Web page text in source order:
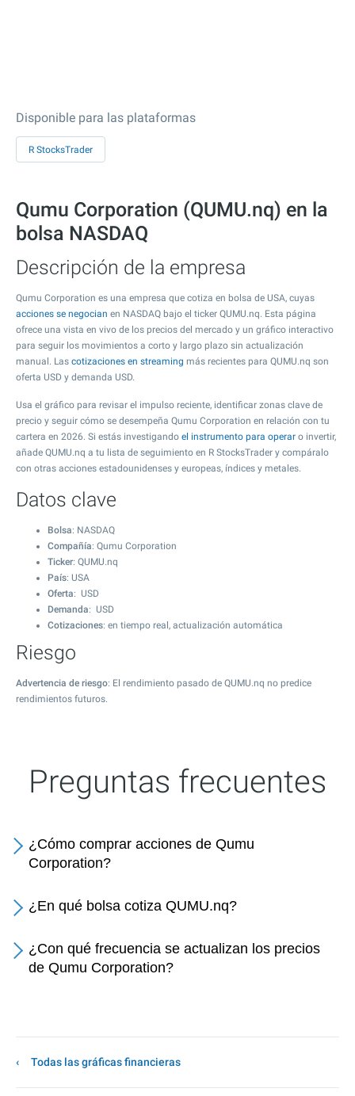
Disponible para las plataformas
R StocksTrader
Qumu Corporation (QUMU.nq) en la
bolsa NASDAQ
Descripción de la empresa
Qumu Corporation es una empresa que cotiza en bolsa de USA, cuyas
acciones se negocian en NASDAQ bajo el ticker QUMU.nq. Esta página
ofrece una vista en vivo de los precios del mercado y un gráfico interactivo
para seguir los movimientos a corto y largo plazo sin actualización
manual. Las cotizaciones en streaming más recientes para QUMU.nq son
oferta USD y demanda USD.
Usa el gráfico para revisar el impulso reciente, identificar zonas clave de
precio y seguir cómo se desempeña Qumu Corporation en relación con tu
cartera en 2026. Si estás investigando el instrumento para operar o invertir,
añade QUMU.nq a tu lista de seguimiento en R StocksTrader y compáralo
con otras acciones estadounidenses y europeas, índices y metales.
Datos clave
Bolsa: NASDAQ
Compañía: Qumu Corporation
Ticker: QUMU.nq
País: USA
Oferta: USD
Demanda: USD
Cotizaciones: en tiempo real, actualización automática
Riesgo
Advertencia de riesgo: El rendimiento pasado de QUMU.nq no predice
rendimientos futuros.
Preguntas frecuentes
¿Cómo comprar acciones de Qumu
Corporation?
¿En qué bolsa cotiza QUMU.nq?
¿Con qué frecuencia se actualizan los precios
de Qumu Corporation?
Todas las gráficas financieras